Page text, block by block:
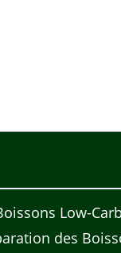
Low-Carb
des